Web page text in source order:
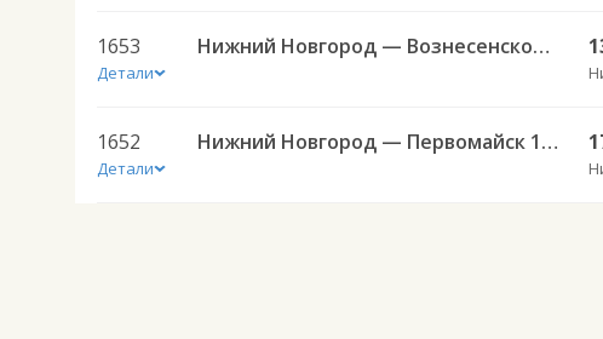
1653
Детали
Нижний Новгород — Вознесенское 1653
1652
Детали
Нижний Новгород — Первомайск 1652